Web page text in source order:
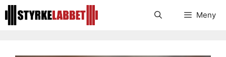
Hoppa
till
Meny